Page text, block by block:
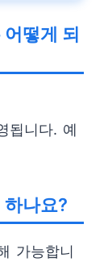
떻게 되
됩니다. 예
하나요?
가능합니